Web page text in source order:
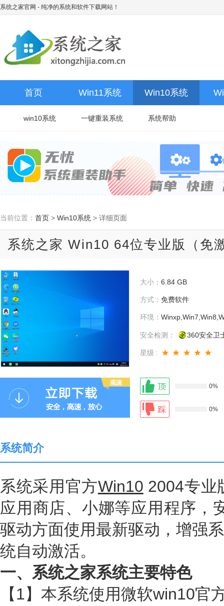
系统之家官网 - 纯净的系统和软件下载网站！
首页 Win11系统 Win10系统
win10系统 一键重装系统 系统帮助
当前位置： 首页 > Win10系统 > 详细页面
系统之家 Win10 64位专业版（免
大小： 6.84 GB
方式： 免费软件
环境：
安全检测： 360安全卫
星级 :
0%
0%
系统简介
系统采用官方Win10 2004专业
应用商店、小娜等应用程序，
驱动方面使用最新驱动，增强
统自动激活。
一、系统之家系统主要特色
【1】本系统使用微软win10官